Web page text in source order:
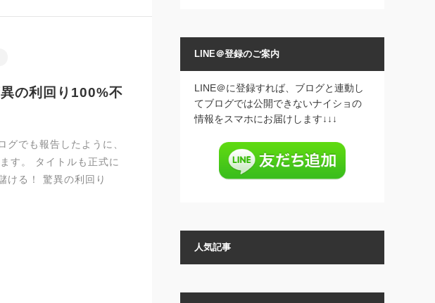
の利回り100%不
でも報告したように、
す。 タイトルも正式に
ける！ 驚異の利回り
LINE＠登録のご案内
LINE＠に登録すれば、ブログと連動し
てブログでは公開できないナイショの
情報をスマホにお届けします↓↓↓
人気記事